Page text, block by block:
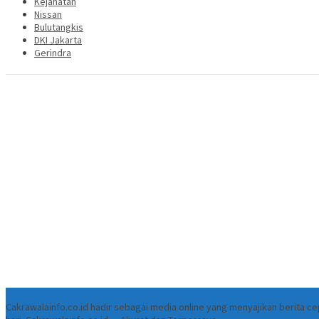
Nissan
Bulutangkis
DKI Jakarta
Gerindra
Cakrawalainfo.co.id hadir sebagai media online yang menyajikan berita